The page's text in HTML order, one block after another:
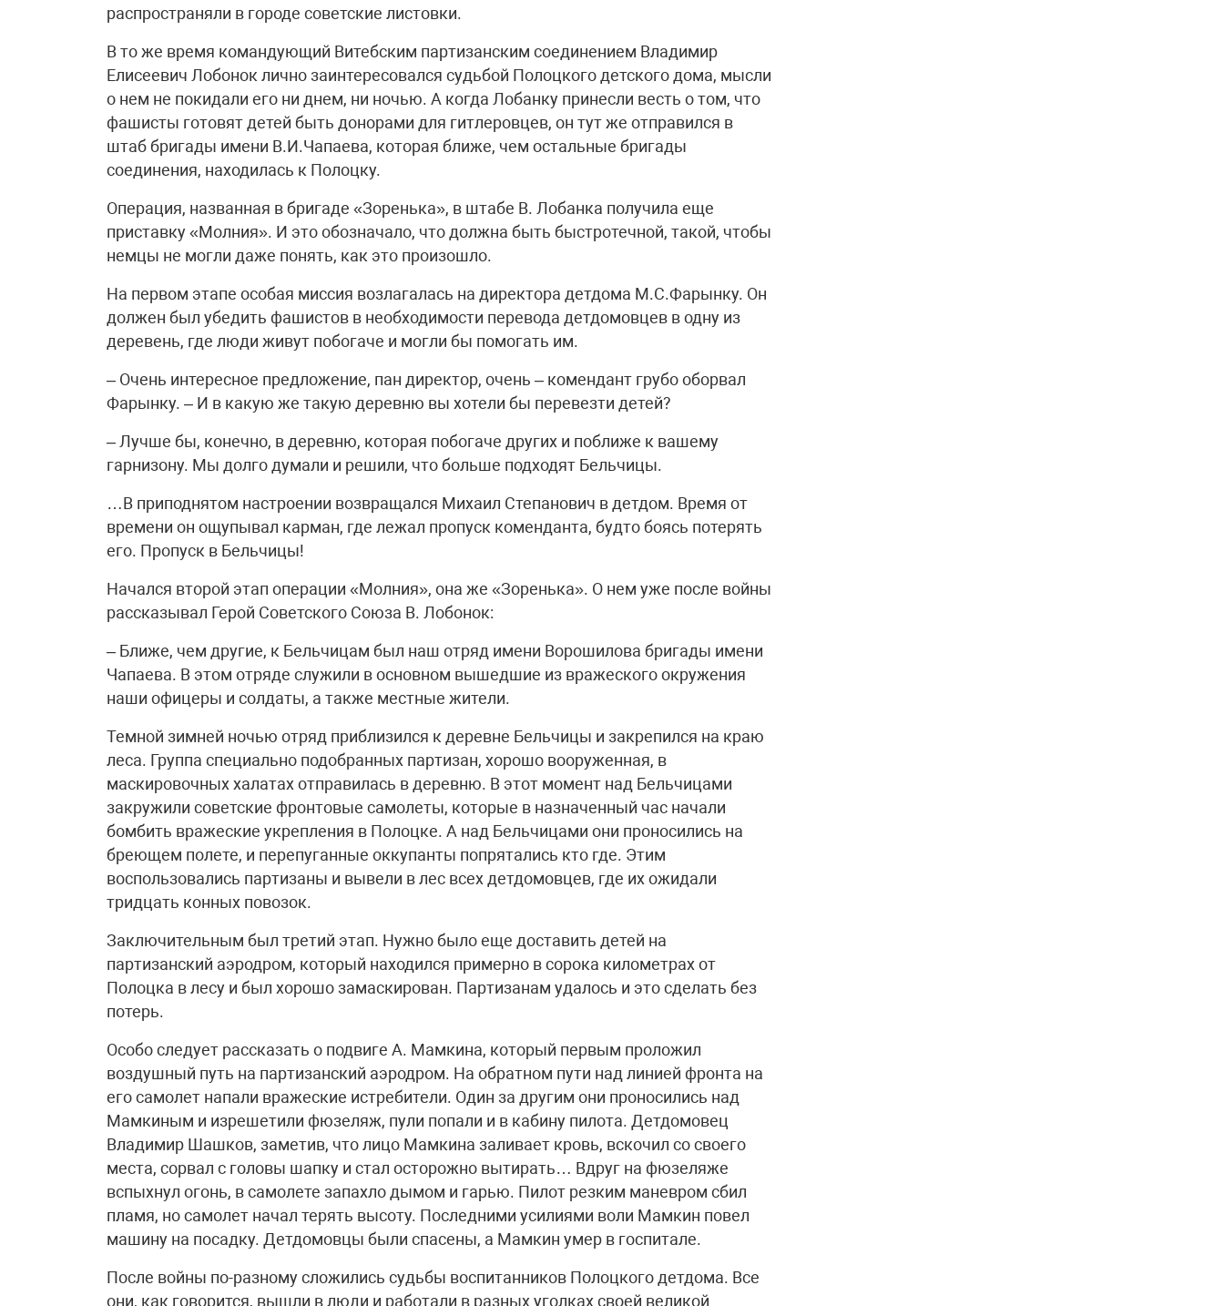
распространяли в городе советские листовки.
В то же время командующий Витебским партизанским соединением Владимир
Елисеевич Лобонок лично заинтересовался судьбой Полоцкого детского дома, мысли
о нем не покидали его ни днем, ни ночью. А когда Лобанку принесли весть о том, что
фашисты готовят детей быть донорами для гитлеровцев, он тут же отправился в
штаб бригады имени В.И.Чапаева, которая ближе, чем остальные бригады
соединения, находилась к Полоцку.
Операция, названная в бригаде «Зоренька», в штабе В. Лобанка получила еще
приставку «Молния». И это обозначало, что должна быть быстротечной, такой, чтобы
немцы не могли даже понять, как это произошло.
На первом этапе особая миссия возлагалась на директора детдома М.С.Фарынку. Он
должен был убедить фашистов в необходимости перевода детдомовцев в одну из
деревень, где люди живут побогаче и могли бы помогать им.
– Очень интересное предложение, пан директор, очень – комендант грубо оборвал
Фарынку. – И в какую же такую деревню вы хотели бы перевезти детей?
– Лучше бы, конечно, в деревню, которая побогаче других и поближе к вашему
гарнизону. Мы долго думали и решили, что больше подходят Бельчицы.
…В приподнятом настроении возвращался Михаил Степанович в детдом. Время от
времени он ощупывал карман, где лежал пропуск коменданта, будто боясь потерять
его. Пропуск в Бельчицы!
Начался второй этап операции «Молния», она же «Зоренька». О нем уже после войны
рассказывал Герой Советского Союза В. Лобонок:
– Ближе, чем другие, к Бельчицам был наш отряд имени Ворошилова бригады имени
Чапаева. В этом отряде служили в основном вышедшие из вражеского окружения
наши офицеры и солдаты, а также местные жители.
Темной зимней ночью отряд приблизился к деревне Бельчицы и закрепился на краю
леса. Группа специально подобранных партизан, хорошо вооруженная, в
маскировочных халатах отправилась в деревню. В этот момент над Бельчицами
закружили советские фронтовые самолеты, которые в назначенный час начали
бомбить вражеские укрепления в Полоцке. А над Бельчицами они проносились на
бреющем полете, и перепуганные оккупанты попрятались кто где. Этим
воспользовались партизаны и вывели в лес всех детдомовцев, где их ожидали
тридцать конных повозок.
Заключительным был третий этап. Нужно было еще доставить детей на
партизанский аэродром, который находился примерно в сорока километрах от
Полоцка в лесу и был хорошо замаскирован. Партизанам удалось и это сделать без
потерь.
Особо следует рассказать о подвиге А. Мамкина, который первым проложил
воздушный путь на партизанский аэродром. На обратном пути над линией фронта на
его самолет напали вражеские истребители. Один за другим они проносились над
Мамкиным и изрешетили фюзеляж, пули попали и в кабину пилота. Детдомовец
Владимир Шашков, заметив, что лицо Мамкина заливает кровь, вскочил со своего
места, сорвал с головы шапку и стал осторожно вытирать… Вдруг на фюзеляже
вспыхнул огонь, в самолете запахло дымом и гарью. Пилот резким маневром сбил
пламя, но самолет начал терять высоту. Последними усилиями воли Мамкин повел
машину на посадку. Детдомовцы были спасены, а Мамкин умер в госпитале.
После войны по-разному сложились судьбы воспитанников Полоцкого детдома. Все
они, как говорится, вышли в люди и работали в разных уголках своей великой